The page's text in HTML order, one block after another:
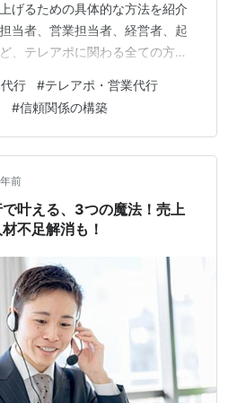
げるための具体的な方法を紹介
当者、営業担当者、経営者、起
、テレアポに関わる全ての方に
し、成約率を高めましょう。 は
ント：顧客との信頼関係を築
の信頼関係構築 明るく丁寧な挨
客の話をしっかりと聞く 顧客ニ
て顧客の課題や要望を明確にす
聞く 適切な提案…
行 #テレアポ・営業代行
#信頼関係の構築
前
叶える、3つの魔法！売上
不足解消も！